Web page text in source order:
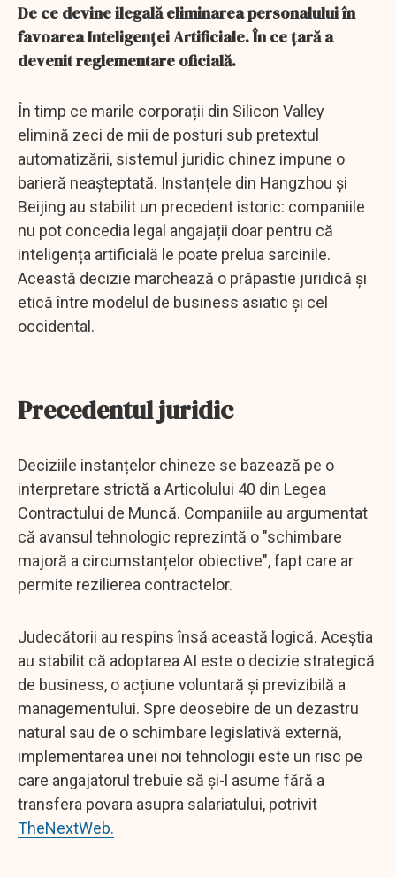
De ce devine ilegală eliminarea personalului în
favoarea Inteligenței Artificiale. În ce țară a
devenit reglementare oficială.
În timp ce marile corporații din Silicon Valley
elimină zeci de mii de posturi sub pretextul
automatizării, sistemul juridic chinez impune o
barieră neașteptată. Instanțele din Hangzhou și
Beijing au stabilit un precedent istoric: companiile
nu pot concedia legal angajații doar pentru că
inteligența artificială le poate prelua sarcinile.
Această decizie marchează o prăpastie juridică și
etică între modelul de business asiatic și cel
occidental.
Precedentul juridic
Deciziile instanțelor chineze se bazează pe o
interpretare strictă a Articolului 40 din Legea
Contractului de Muncă. Companiile au argumentat
că avansul tehnologic reprezintă o "schimbare
majoră a circumstanțelor obiective", fapt care ar
permite rezilierea contractelor.
Judecătorii au respins însă această logică. Aceștia
au stabilit că adoptarea AI este o decizie strategică
de business, o acțiune voluntară și previzibilă a
managementului. Spre deosebire de un dezastru
natural sau de o schimbare legislativă externă,
implementarea unei noi tehnologii este un risc pe
care angajatorul trebuie să și-l asume fără a
transfera povara asupra salariatului, potrivit
TheNextWeb.